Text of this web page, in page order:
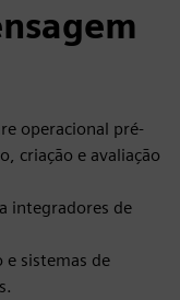
operacional pré-
criação e avaliação
integradores de
e sistemas de